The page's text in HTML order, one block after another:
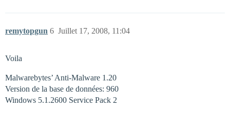
remytopgun Juillet 17, 2008, 11:04
6
Voila
Malwarebytes’ Anti-Malware 1.20
Version de la base de données: 960
Windows 5.1.2600 Service Pack 2